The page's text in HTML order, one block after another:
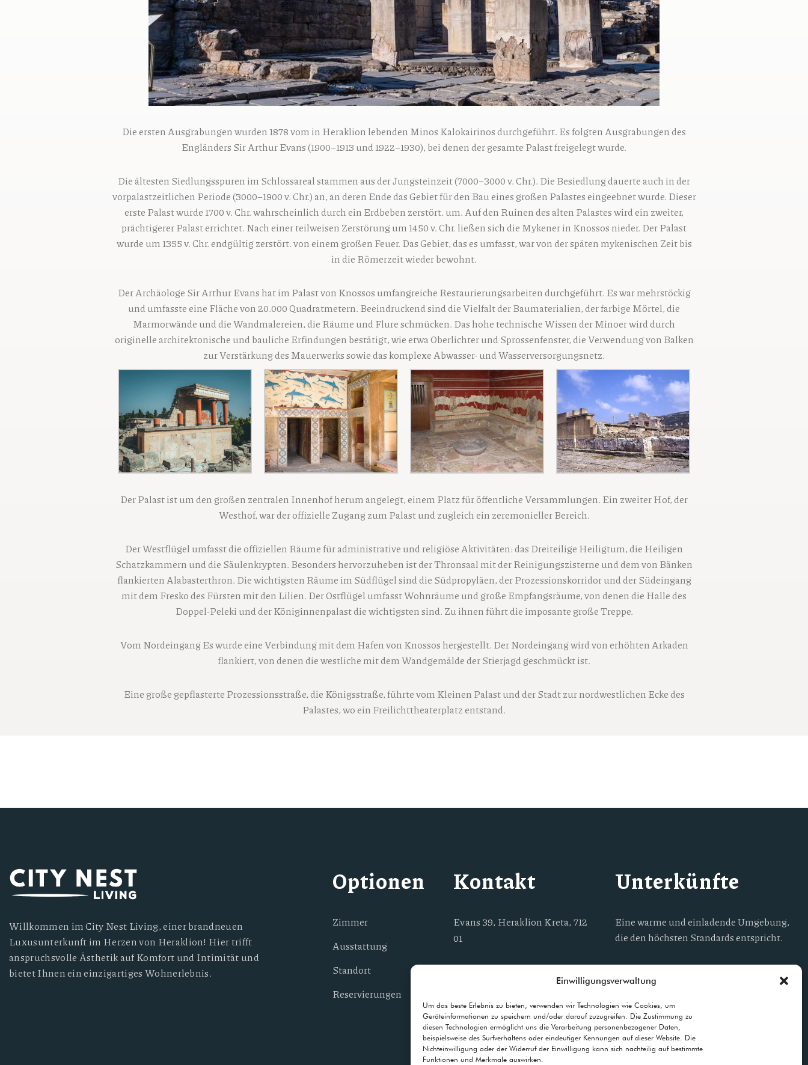
Einwilligungsverwaltung
Um das beste Erlebnis zu bieten, verwenden wir Technologien wie Cookies, um
Geräteinformationen zu speichern und/oder darauf zuzugreifen. Die Zustimmung zu
diesen Technologien ermöglicht uns die Verarbeitung personenbezogener Daten,
beispielsweise des Surfverhaltens oder eindeutiger Kennungen auf dieser Website. Die
Nichteinwilligung oder der Widerruf der Einwilligung kann sich nachteilig auf bestimmte
Funktionen und Merkmale auswirken.
Die ersten Ausgrabungen wurden 1878 vom in Heraklion lebenden Minos Kalokairinos durchgeführt. Es folgten Ausgrabungen des
Engländers Sir Arthur Evans (1900–1913 und 1922–1930), bei denen der gesamte Palast freigelegt wurde.
Die ältesten Siedlungsspuren im Schlossareal stammen aus der Jungsteinzeit (7000–3000 v. Chr.). Die Besiedlung dauerte auch in der
vorpalastzeitlichen Periode (3000–1900 v. Chr.) an, an deren Ende das Gebiet für den Bau eines großen Palastes eingeebnet wurde. Dieser
erste Palast wurde 1700 v. Chr. wahrscheinlich durch ein Erdbeben zerstört. um. Auf den Ruinen des alten Palastes wird ein zweiter,
prächtigerer Palast errichtet. Nach einer teilweisen Zerstörung um 1450 v. Chr. ließen sich die Mykener in Knossos nieder. Der Palast
wurde um 1355 v. Chr. endgültig zerstört. von einem großen Feuer. Das Gebiet, das es umfasst, war von der späten mykenischen Zeit bis
in die Römerzeit wieder bewohnt.
Der Archäologe Sir Arthur Evans hat im Palast von Knossos umfangreiche Restaurierungsarbeiten durchgeführt. Es war mehrstöckig
und umfasste eine Fläche von 20.000 Quadratmetern. Beeindruckend sind die Vielfalt der Baumaterialien, der farbige Mörtel, die
Marmorwände und die Wandmalereien, die Räume und Flure schmücken. Das hohe technische Wissen der Minoer wird durch
originelle architektonische und bauliche Erfindungen bestätigt, wie etwa Oberlichter und Sprossenfenster, die Verwendung von Balken
zur Verstärkung des Mauerwerks sowie das komplexe Abwasser- und Wasserversorgungsnetz.
Der Palast ist um den großen zentralen Innenhof herum angelegt, einem Platz für öffentliche Versammlungen. Ein zweiter Hof, der
Westhof, war der offizielle Zugang zum Palast und zugleich ein zeremonieller Bereich.
Der Westflügel umfasst die offiziellen Räume für administrative und religiöse Aktivitäten: das Dreiteilige Heiligtum, die Heiligen
Schatzkammern und die Säulenkrypten. Besonders hervorzuheben ist der Thronsaal mit der Reinigungszisterne und dem von Bänken
flankierten Alabasterthron. Die wichtigsten Räume im Südflügel sind die Südpropyläen, der Prozessionskorridor und der Südeingang
mit dem Fresko des Fürsten mit den Lilien. Der Ostflügel umfasst Wohnräume und große Empfangsräume, von denen die Halle des
Doppel-Peleki und der Königinnenpalast die wichtigsten sind. Zu ihnen führt die imposante große Treppe.
Vom NordeingangEs wurde eine Verbindung mit dem Hafen von Knossos hergestellt. Der Nordeingang wird von erhöhten Arkaden
flankiert, von denen die westliche mit dem Wandgemälde der Stierjagd geschmückt ist.
Eine große gepflasterte Prozessionsstraße, die Königsstraße, führte vom Kleinen Palast und der Stadt zur nordwestlichen Ecke des
Palastes, wo ein Freilichttheaterplatz entstand.
Willkommen im City Nest Living, einer brandneuen
Luxusunterkunft im Herzen von Heraklion! Hier trifft
anspruchsvolle Ästhetik auf Komfort und Intimität und
bietet Ihnen ein einzigartiges Wohnerlebnis.
Optionen
Zimmer
Ausstattung
Standort
Reservierungen
Kontakt
Evans 39, Heraklion Kreta, 712
01
(+30) 694 989 9009
info@citynestheraklion.gr
Unterkünfte
Eine warme und einladende Umgebung,
die den höchsten Standards entspricht.